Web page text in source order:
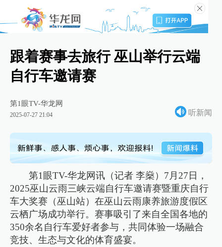
跟着赛事去旅行 巫山举行云端
自行车邀请赛
第1眼TV-华龙网
2025-07-27 21:04 听新闻
第1眼TV-华龙网讯（记者 李燊）7月27日，
2025巫山云雨三峡云端自行车邀请赛暨重庆自行
车大奖赛（巫山站）在巫山云雨康养旅游度假区
云栖广场成功举行。赛事吸引了来自全国各地的
350余名自行车爱好者参与，共同体验一场融合
竞技、生态与文化的体育盛宴。